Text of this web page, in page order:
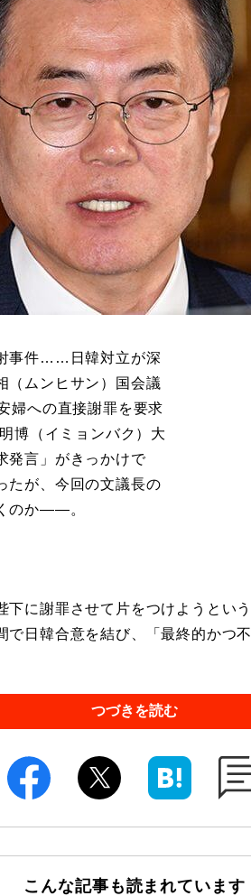
事件……日韓対立が深
（ムンヒサン）国会議
婦への直接謝罪を要求
博（イミョンバク）大
発言」がきっかけで
たが、今回の文議長の
のか――。
に謝罪させて片をつけようとい
で日韓合意を結び、「最終的かつ
つづきを読む
こんな記事も読まれています